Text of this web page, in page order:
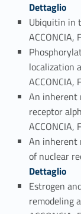
Dettaglio
Ubiquitin in
ACCONCIA,
localization
ACCONCIA,
An inherent
receptor
ACCONCIA,
An inherent
of nuclear
Dettaglio
Estrogen
remodeling